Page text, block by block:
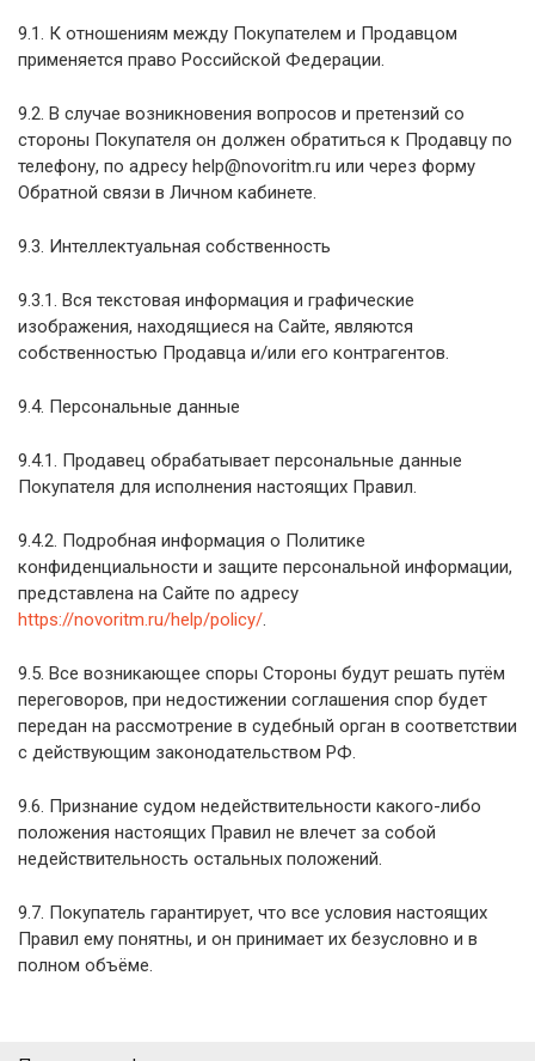
9.1. К отношениям между Покупателем и Продавцом
применяется право Российской Федерации.
9.2. В случае возникновения вопросов и претензий со
стороны Покупателя он должен обратиться к Продавцу по
телефону, по адресу help@novoritm.ru или через форму
Обратной связи в Личном кабинете.
9.3. Интеллектуальная собственность
9.3.1. Вся текстовая информация и графические
изображения, находящиеся на Сайте, являются
собственностью Продавца и/или его контрагентов.
9.4. Персональные данные
9.4.1. Продавец обрабатывает персональные данные
Покупателя для исполнения настоящих Правил.
9.4.2. Подробная информация о Политике
конфиденциальности и защите персональной информации,
представлена на Сайте по адресу
https://novoritm.ru/help/policy/.
9.5. Все возникающее споры Стороны будут решать путём
переговоров, при недостижении соглашения спор будет
передан на рассмотрение в судебный орган в соответствии
с действующим законодательством РФ.
9.6. Признание судом недействительности какого-либо
положения настоящих Правил не влечет за собой
недействительность остальных положений.
9.7. Покупатель гарантирует, что все условия настоящих
Правил ему понятны, и он принимает их безусловно и в
полном объёме.